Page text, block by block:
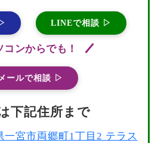
LINEで相談 ▷
コンからでも！
メールで相談 ▷
下記住所まで
一宮市両郷町1丁目2 テラス